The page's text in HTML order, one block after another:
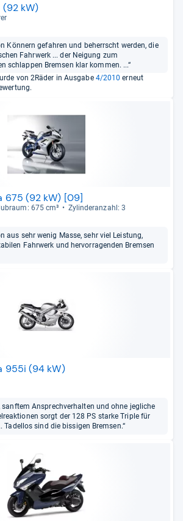
(92 kW)
Könnern gefahren und beherrscht werden, die
Fahrwerk ... der Neigung zum
schlappen Bremsen klar kommen. ...“
von 2Räder in Ausgabe 4/2010 erneut
675 (92 kW) [09]
675 cm³ Zylin­deran­zahl: 3
aus sehr wenig Masse, sehr viel Leistung,
Fahrwerk und hervorragenden Bremsen
955i (94 kW)
sanftem Ansprechverhalten und ohne jegliche
sorgt der 128 PS starke Triple für
Tadellos sind die bissigen Bremsen.“